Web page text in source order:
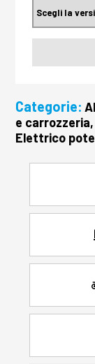
Categorie:
e
Elettrico